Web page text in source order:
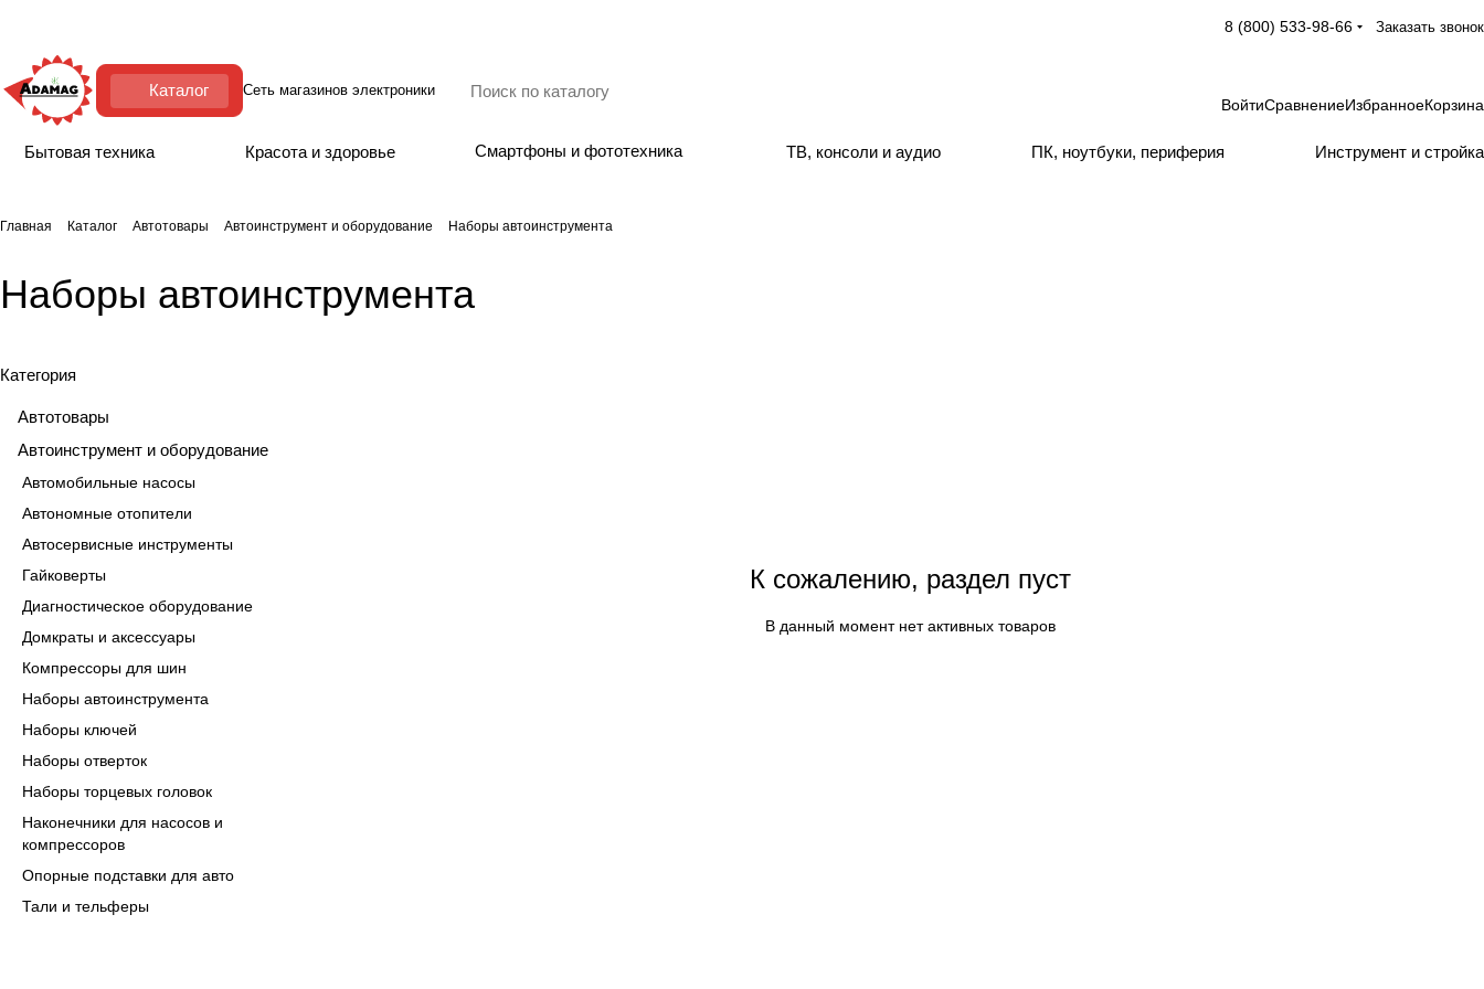
8 (800) 533-98-66 Заказать звонок
Каталог Сеть магазинов электроники
ВойтиСравнениеИзбранноеКорзина
Бытовая техника Красота и здоровье Смартфоны и фототехника ТВ, консоли и аудио ПК, ноутбуки, периферия Инструмент и стройка
Главная Каталог Автотовары Автоинструмент и оборудование Наборы автоинструмента
Наборы автоинструмента
К сожалению, раздел пуст
В данный момент нет активных товаров
Категория
Автотовары
Автоинструмент и оборудование
Автомобильные насосы
Автономные отопители
Автосервисные инструменты
Гайковерты
Диагностическое оборудование
Домкраты и аксессуары
Компрессоры для шин
Наборы автоинструмента
Наборы ключей
Наборы отверток
Наборы торцевых головок
Наконечники для насосов и
компрессоров
Опорные подставки для авто
Тали и тельферы